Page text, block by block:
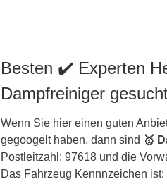
Besten ✔️ Experten
Dampfreiniger
Wenn Sie hier einen guten
gegoogelt haben, dann sind 🥇
Postleitzahl: 97618 und die
Das Fahrzeug Kennnzeichen